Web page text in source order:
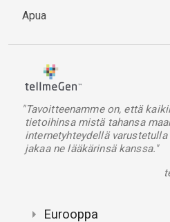
Apua
"Tavoitteenamme on, että
tietoihinsa mistä tahansa
internetyhteydellä
jakaa ne lääkärinsä kanssa."
Eurooppa